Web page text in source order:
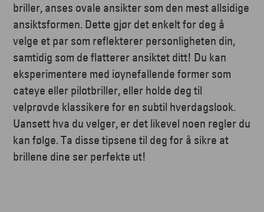
briller, anses ovale ansikter som den mest allsidige
ansiktsformen. Dette gjør det enkelt for deg å
velge et par som reflekterer personligheten din,
samtidig som de flatterer ansiktet ditt! Du kan
eksperimentere med iøynefallende former som
cateye eller pilotbriller, eller holde deg til
velprøvde klassikere for en subtil hverdagslook.
Uansett hva du velger, er det likevel noen regler du
kan følge. Ta disse tipsene til deg for å sikre at
brillene dine ser perfekte ut!